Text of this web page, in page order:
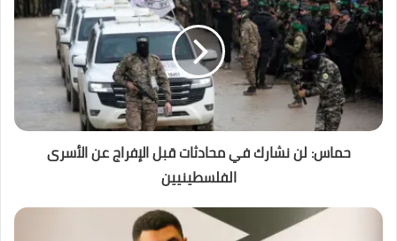
حماس: لن نشارك في محادثات قبل الإفراج عن الأسرى
الفلسطينيين